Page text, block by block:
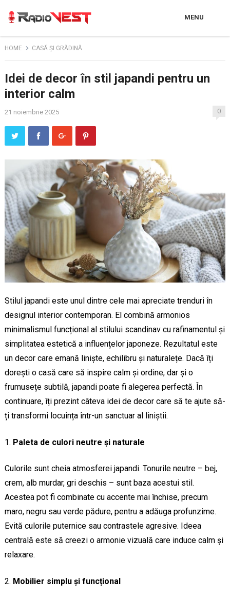
MENU
HOME CASĂ ȘI GRĂDINĂ
Idei de decor în stil japandi pentru un
interior calm
21 noiembrie 2025 0
Stilul japandi este unul dintre cele mai apreciate trenduri în
designul interior contemporan. El combină armonios
minimalismul funcțional al stilului scandinav cu rafinamentul și
simplitatea estetică a influențelor japoneze. Rezultatul este
un decor care emană liniște, echilibru și naturalețe. Dacă îți
dorești o casă care să inspire calm și ordine, dar și o
frumusețe subtilă, japandi poate fi alegerea perfectă. În
continuare, îți prezint câteva idei de decor care să te ajute să-
ți transformi locuința într-un sanctuar al liniștii.
Paleta de culori neutre și naturale
Culorile sunt cheia atmosferei japandi. Tonurile neutre – bej,
crem, alb murdar, gri deschis – sunt baza acestui stil.
Acestea pot fi combinate cu accente mai închise, precum
maro, negru sau verde pădure, pentru a adăuga profunzime.
Evită culorile puternice sau contrastele agresive. Ideea
centrală este să creezi o armonie vizuală care induce calm și
relaxare.
Mobilier simplu și funcțional